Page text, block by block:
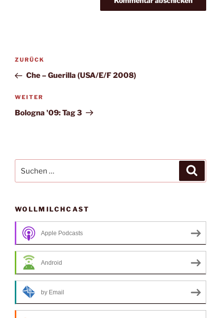
Beitragsnavigation
Vorheriger
Beitrag
ZURÜCK
Che – Guerilla (USA/E/F 2008)
Nächster
Beitrag
WEITER
Bologna '09: Tag 3
nach:
WOLLMILCHCAST
Apple Podcasts
Android
by Email